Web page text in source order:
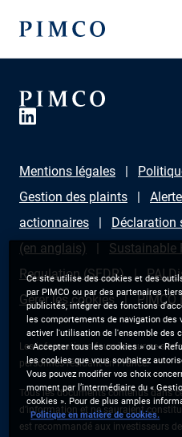
Mentions légales
Gestion des plaints
actionnaires
Déclaration
(en anglais)
Sustainable
Regulation (SFDR)
PAI
Gérer les cookies
PIMCO
Les informations fournies sur ce site
personnes résidant en France.
Tous les documents contenus dans
d’information et ne sauraient
est recommandé aux investisseurs
Ce site utilise des cookies et des
par PIMCO ou par des partenaires
publicités, intégrer des fonctions
les comportements de navigation
activer l'utilisation de l'ensemble des
« Accepter tous les cookies » ou «
les cookies que vous souhaitez
Vous pouvez modifier vos choix
moment par l’intermédiaire du «
cookies ». Pour de plus amples
Politique en matière de cookies.